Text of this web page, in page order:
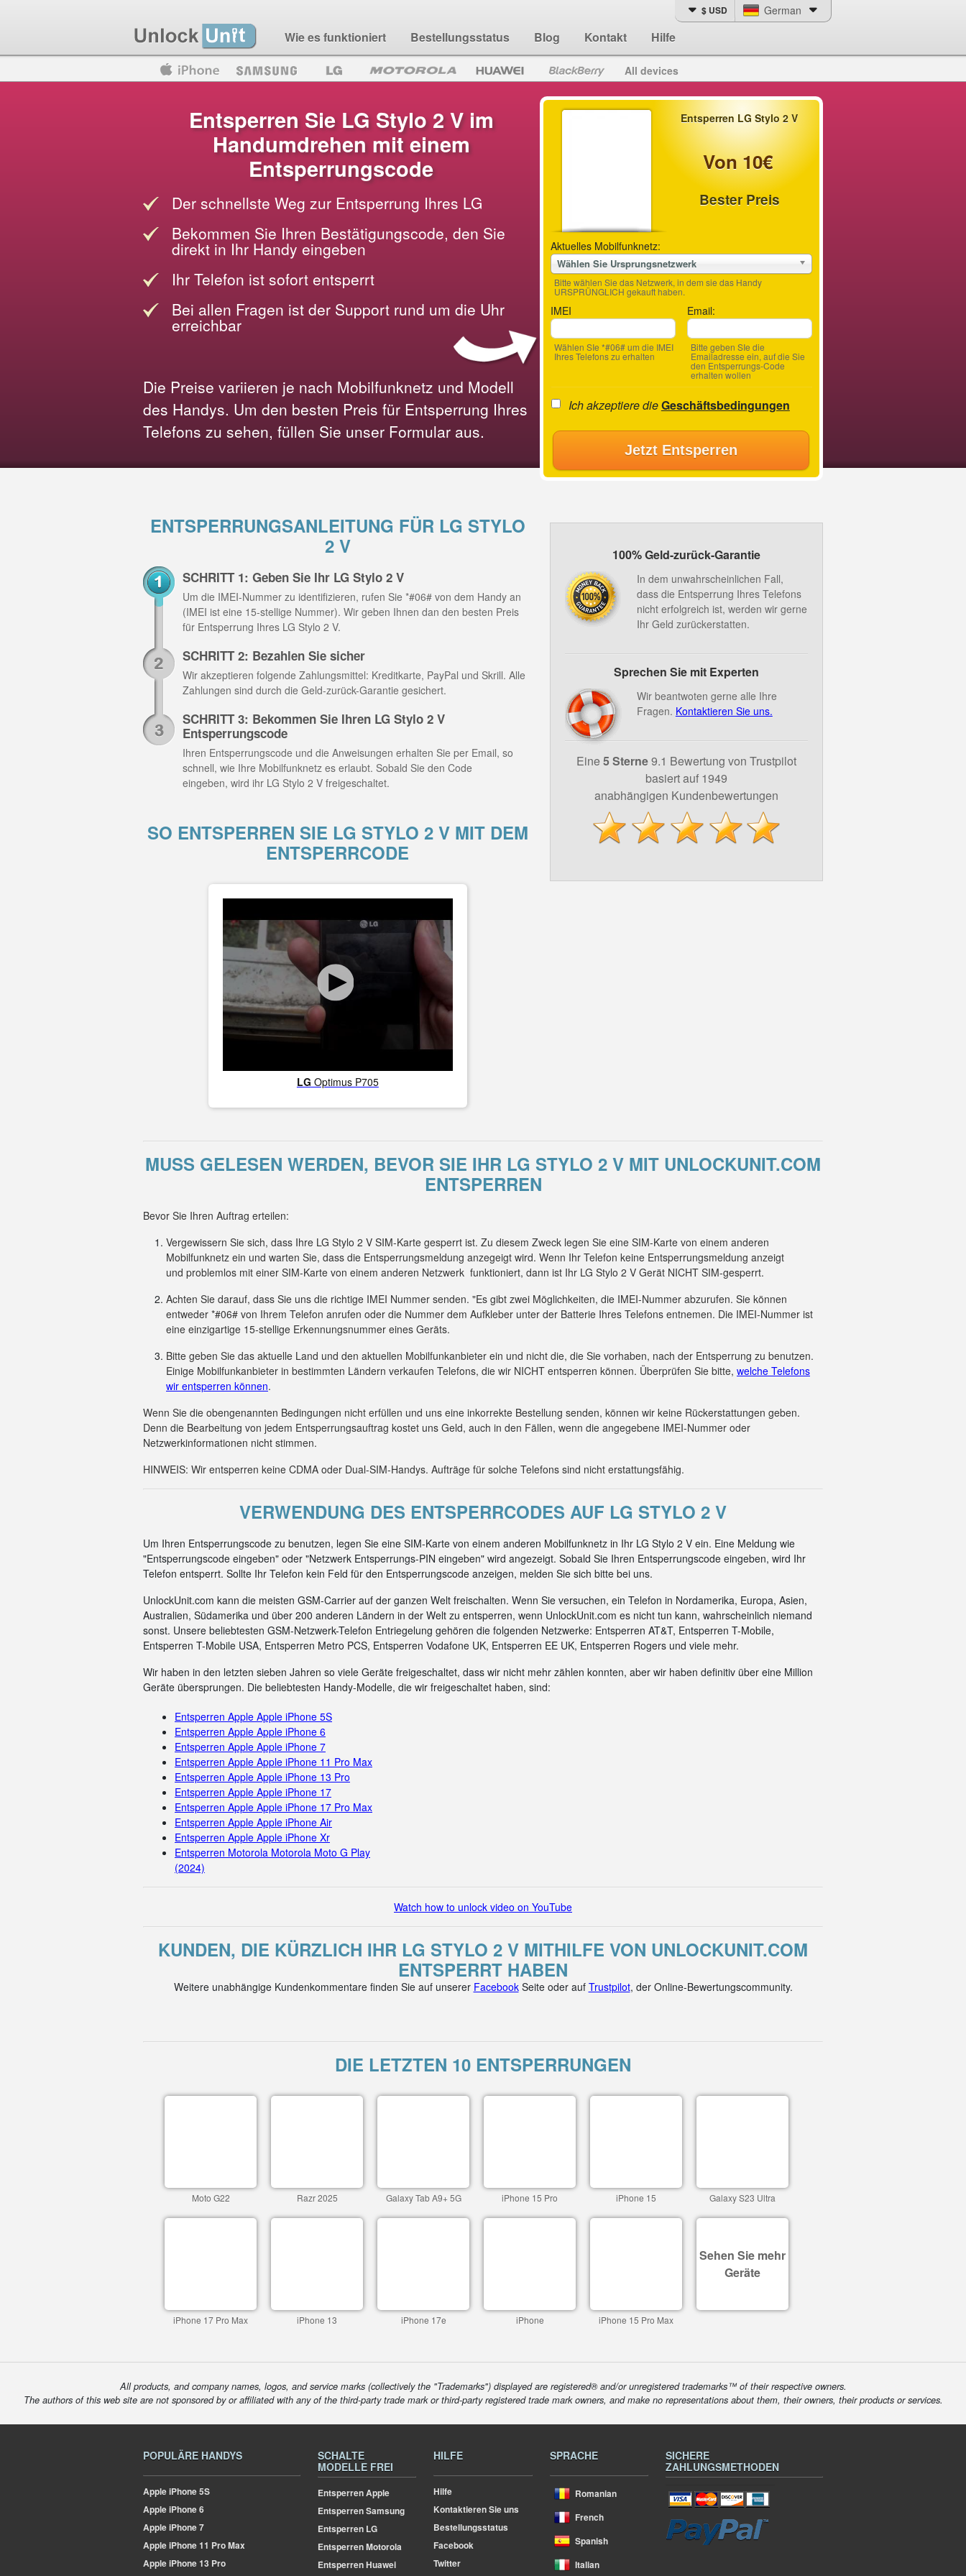
Wie es funktioniert Bestellungsstatus Blog Kontakt Hilfe
$ USD German
Blackberry All devices
Entsperren LG Stylo 2 V
Von 10€
Bester Preis
Aktuelles Mobilfunknetz:
Wählen Sie Ursprungsnetzwerk
Bitte wählen Sie das Netzwerk, in dem sie das Handy
URSPRÜNGLICH gekauft haben.
IMEI
Wählen SIe *#06# um die IMEI
Ihres Telefons zu erhalten
Email:
Bitte geben SIe die
Emailadresse ein, auf die Sie
den Entsperrungs-Code
erhalten wollen
Ich akzeptiere dieGeschäftsbedingungen
Jetzt Entsperren
Entsperren Sie LG Stylo 2 V im
Handumdrehen mit einem
Entsperrungscode
Der schnellste Weg zur Entsperrung Ihres LG
Bekommen Sie Ihren Bestätigungscode, den Sie
direkt in Ihr Handy eingeben
Ihr Telefon ist sofort entsperrt
Bei allen Fragen ist der Support rund um die Uhr
erreichbar
Die Preise variieren je nach Mobilfunknetz und Modell
des Handys. Um den besten Preis für Entsperrung Ihres
Telefons zu sehen, füllen Sie unser Formular aus.
ENTSPERRUNGSANLEITUNG FÜR LG STYLO
2 V
SCHRITT 1: Geben Sie Ihr LG Stylo 2 V
Um die IMEI-Nummer zu identifizieren, rufen Sie *#06# von dem Handy an
(IMEI ist eine 15-stellige Nummer). Wir geben Ihnen dan den besten Preis
für Entsperrung Ihres LG Stylo 2 V.
SCHRITT 2: Bezahlen Sie sicher
Wir akzeptieren folgende Zahlungsmittel: Kreditkarte, PayPal und Skrill. Alle
Zahlungen sind durch die Geld-zurück-Garantie gesichert.
SCHRITT 3: Bekommen Sie Ihren LG Stylo 2 V
Entsperrungscode
Ihren Entsperrungscode und die Anweisungen erhalten Sie per Email, so
schnell, wie Ihre Mobilfunknetz es erlaubt. Sobald Sie den Code
eingeben, wird ihr LG Stylo 2 V freigeschaltet.
SO ENTSPERREN SIE LG STYLO 2 V MIT DEM
ENTSPERRCODE
LG Optimus P705
100% Geld-zurück-Garantie
In dem unwahrscheinlichen Fall,
dass die Entsperrung Ihres Telefons
nicht erfolgreich ist, werden wir gerne
Ihr Geld zurückerstatten.
Sprechen Sie mit Experten
Wir beantwoten gerne alle Ihre
Fragen. Kontaktieren Sie uns.
Eine 5 Sterne9.1 Bewertung von Trustpilot
basiert auf 1949
anabhängigen Kundenbewertungen
MUSS GELESEN WERDEN, BEVOR SIE IHR LG STYLO 2 V MIT UNLOCKUNIT.COM
ENTSPERREN
Bevor Sie Ihren Auftrag erteilen:
Vergewissern Sie sich, dass Ihre LG Stylo 2 V SIM-Karte gesperrt ist. Zu diesem Zweck legen Sie eine SIM-Karte von einem anderen
Mobilfunknetz ein und warten Sie, dass die Entsperrungsmeldung anzegeigt wird. Wenn Ihr Telefon keine Entsperrungsmeldung anzeigt
und problemlos mit einer SIM-Karte von einem anderen Netzwerk funktioniert, dann ist Ihr LG Stylo 2 V Gerät NICHT SIM-gesperrt.
Achten Sie darauf, dass Sie uns die richtige IMEI Nummer senden. "Es gibt zwei Möglichkeiten, die IMEI-Nummer abzurufen. Sie können
entweder *#06# von Ihrem Telefon anrufen oder die Nummer dem Aufkleber unter der Batterie Ihres Telefons entnemen. Die IMEI-Nummer ist
eine einzigartige 15-stellige Erkennungsnummer eines Geräts.
Bitte geben Sie das aktuelle Land und den aktuellen Mobilfunkanbieter ein und nicht die, die Sie vorhaben, nach der Entsperrung zu benutzen.
Einige Mobilfunkanbieter in bestimmten Ländern verkaufen Telefons, die wir NICHT entsperren können. Überprüfen Sie bitte, welche Telefons
wir entsperren können.
Wenn Sie die obengenannten Bedingungen nicht erfüllen und uns eine inkorrekte Bestellung senden, können wir keine Rückerstattungen geben.
Denn die Bearbeitung von jedem Entsperrungsauftrag kostet uns Geld, auch in den Fällen, wenn die angegebene IMEI-Nummer oder
Netzwerkinformationen nicht stimmen.
HINWEIS: Wir entsperren keine CDMA oder Dual-SIM-Handys. Aufträge für solche Telefons sind nicht erstattungsfähig.
VERWENDUNG DES ENTSPERRCODES AUF LG STYLO 2 V
Um Ihren Entsperrungscode zu benutzen, legen Sie eine SIM-Karte von einem anderen Mobilfunknetz in Ihr LG Stylo 2 V ein. Eine Meldung wie
"Entsperrungscode eingeben" oder "Netzwerk Entsperrungs-PIN eingeben" wird angezeigt. Sobald Sie Ihren Entsperrungscode eingeben, wird Ihr
Telefon entsperrt. Sollte Ihr Telefon kein Feld für den Entsperrungscode anzeigen, melden Sie sich bitte bei uns.
UnlockUnit.com kann die meisten GSM-Carrier auf der ganzen Welt freischalten. Wenn Sie versuchen, ein Telefon in Nordamerika, Europa, Asien,
Australien, Südamerika und über 200 anderen Ländern in der Welt zu entsperren, wenn UnlockUnit.com es nicht tun kann, wahrscheinlich niemand
sonst. Unsere beliebtesten GSM-Netzwerk-Telefon Entriegelung gehören die folgenden Netzwerke: Entsperren AT&T, Entsperren T-Mobile,
Entsperren T-Mobile USA, Entsperren Metro PCS, Entsperren Vodafone UK, Entsperren EE UK, Entsperren Rogers und viele mehr.
Wir haben in den letzten sieben Jahren so viele Geräte freigeschaltet, dass wir nicht mehr zählen konnten, aber wir haben definitiv über eine Million
Geräte übersprungen. Die beliebtesten Handy-Modelle, die wir freigeschaltet haben, sind:
Entsperren Apple Apple iPhone 5S
Entsperren Apple Apple iPhone 6
Entsperren Apple Apple iPhone 7
Entsperren Apple Apple iPhone 11 Pro Max
Entsperren Apple Apple iPhone 13 Pro
Entsperren Apple Apple iPhone 17
Entsperren Apple Apple iPhone 17 Pro Max
Entsperren Apple Apple iPhone Air
Entsperren Apple Apple iPhone Xr
Entsperren Motorola Motorola Moto G Play
(2024)
Watch how to unlock video on YouTube
KUNDEN, DIE KÜRZLICH IHR LG STYLO 2 V MITHILFE VON UNLOCKUNIT.COM
ENTSPERRT HABEN
Weitere unabhängige Kundenkommentare finden Sie auf unserer FacebookSeite oder auf Trustpilot, der Online-Bewertungscommunity.
DIE LETZTEN 10 ENTSPERRUNGEN
Moto G22 Razr 2025 Galaxy Tab A9+ 5G iPhone 15 Pro iPhone 15 Galaxy S23 Ultra
iPhone 17 Pro Max iPhone 13 iPhone 17e iPhone iPhone 15 Pro Max
Sehen Sie mehr
Geräte
All products, and company names, logos, and service marks (collectively the "Trademarks") displayed are registered® and/or unregistered trademarks™ of their respective owners.
The authors of this web site are not sponsored by or affiliated with any of the third-party trade mark or third-party registered trade mark owners, and make no representations about them, their owners, their products or services.
POPULÄRE HANDYS
AppleiPhone 5S
AppleiPhone 6
AppleiPhone 7
AppleiPhone 11 Pro Max
AppleiPhone 13 Pro
SCHALTE
MODELLE FREI
Entsperren Apple
Entsperren Samsung
Entsperren LG
Entsperren Motorola
Entsperren Huawei
HILFE
Hilfe
Kontaktieren Sie uns
Bestellungsstatus
Facebook
Twitter
SPRACHE
Romanian
French
Spanish
Italian
SICHERE
ZAHLUNGSMETHODEN